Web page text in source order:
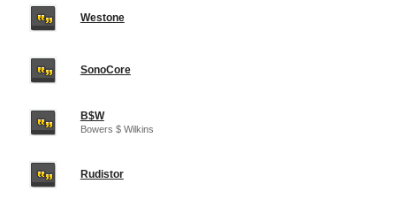
Westone
SonoCore
B$W
Bowers $ Wilkins
Rudistor